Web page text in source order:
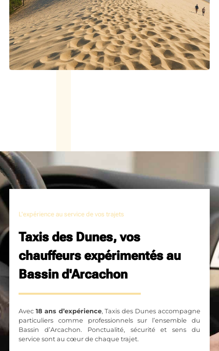
L'expérience au service de vos trajets
Taxis des Dunes, vos
chauffeurs expérimentés au
Bassin d'Arcachon
Avec18 ans d’expérience, Taxis des Dunes accompagne
particuliers comme professionnels sur l’ensemble du
Bassin d’Arcachon. Ponctualité, sécurité et sens du
service sont au cœur de chaque trajet.